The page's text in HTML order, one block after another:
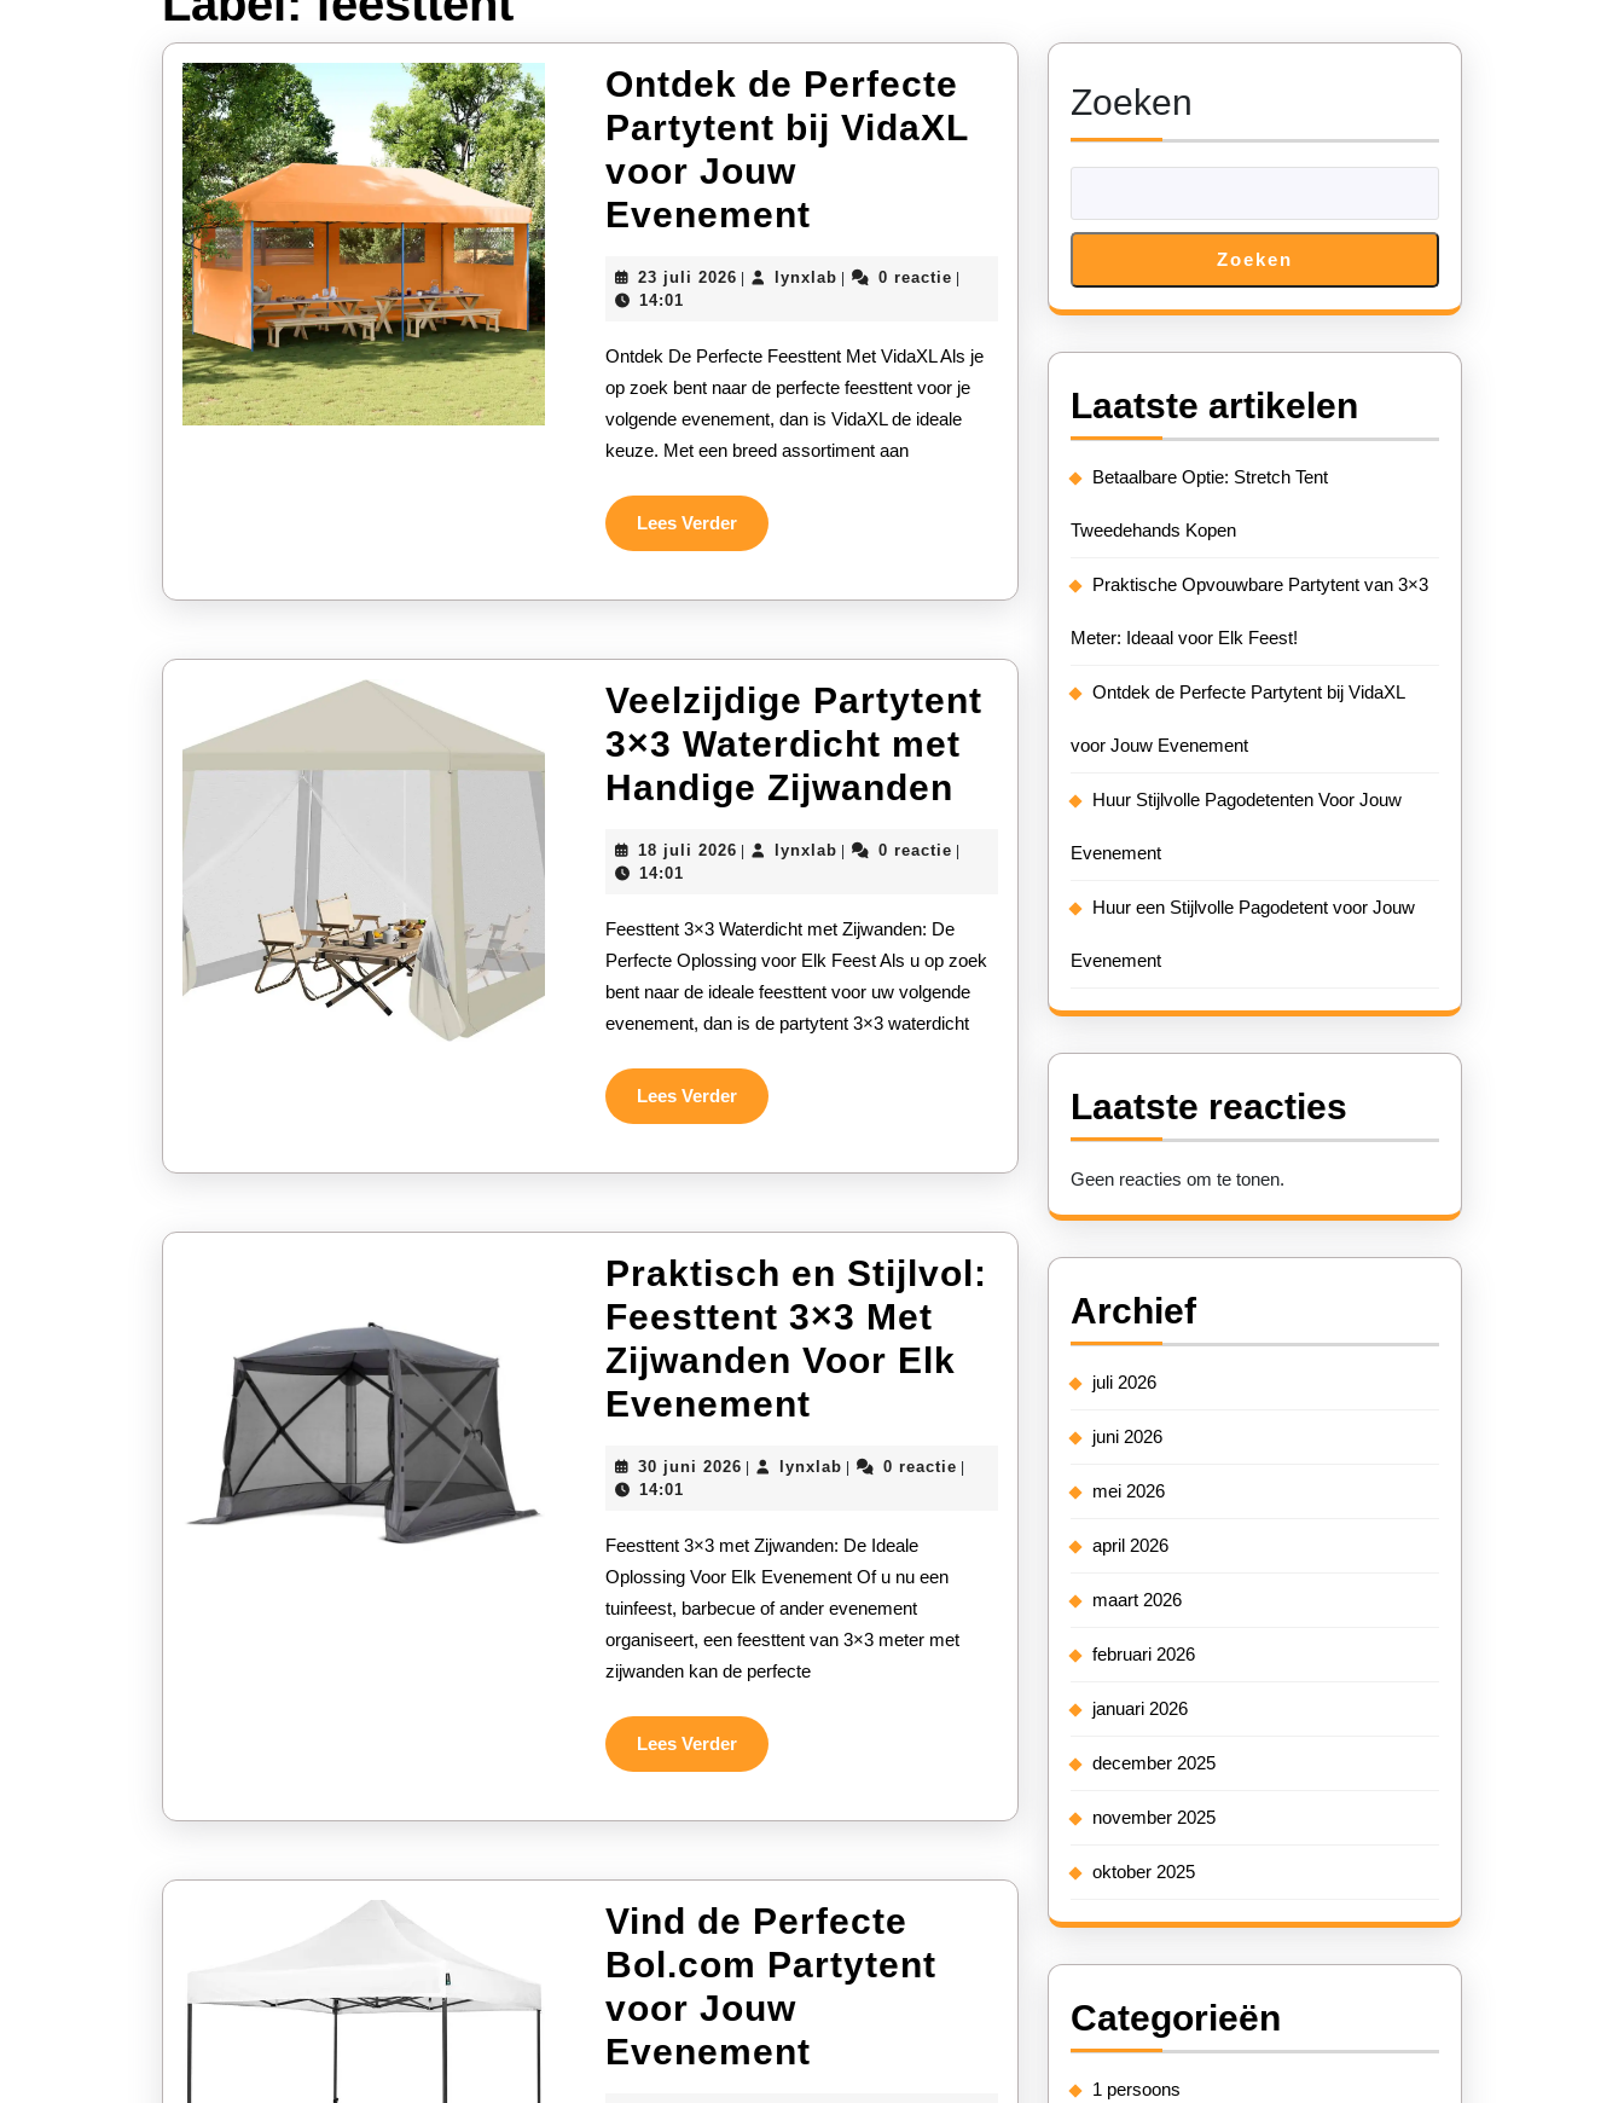
Ontdek de Perfecte
Partytent bij VidaXL
voor Jouw
EvenementOntdek
Perfecte
Partytent
bij
VidaXL
23 juli 202623
lynxlablynxlab0 reactie
14:01
Ontdek De Perfecte Feesttent Met VidaXL Als je
op zoek bent naar de perfecte feesttent voor je
volgende evenement, dan is VidaXL de ideale
keuze. Met een breed assortiment aan
Lees VerderLees
Verder
Veelzijdige Partytent
3×3 Waterdicht met
Handige Zijwanden Veelzijdige
3×3
Waterdicht
met
Handige
Zijwanden
18 juli 202618
lynxlablynxlab0 reactie
14:01
Feesttent 3×3 Waterdicht met Zijwanden: De
Perfecte Oplossing voor Elk Feest Als u op zoek
bent naar de ideale feesttent voor uw volgende
evenement, dan is de partytent 3×3 waterdicht
Lees VerderLees
Verder
Praktisch en Stijlvol:
Feesttent 3×3 Met
Zijwanden Voor Elk
EvenementPraktisch
Stijlvol:
Feesttent
3×3
Met
Zijwanden
30 juni 202630
lynxlablynxlab0 reactie
14:01
Feesttent 3×3 met Zijwanden: De Ideale
Oplossing Voor Elk Evenement Of u nu een
tuinfeest, barbecue of ander evenement
organiseert, een feesttent van 3×3 meter met
zijwanden kan de perfecte
Lees VerderLees
Verder
Vind de Perfecte
Bol.com Partytent
voor Jouw
EvenementVind
Zoeken
Zoeken
Laatste artikelen
Betaalbare Optie: Stretch Tent
Tweedehands Kopen
Praktische Opvouwbare Partytent van 3×3
Meter: Ideaal voor Elk Feest!
Ontdek de Perfecte Partytent bij VidaXL
voor Jouw Evenement
Huur Stijlvolle Pagodetenten Voor Jouw
Evenement
Huur een Stijlvolle Pagodetent voor Jouw
Evenement
Laatste reacties
Geen reacties om te tonen.
Archief
juli 2026
juni 2026
mei 2026
april 2026
maart 2026
februari 2026
januari 2026
december 2025
november 2025
oktober 2025
Categorieën
1 persoons